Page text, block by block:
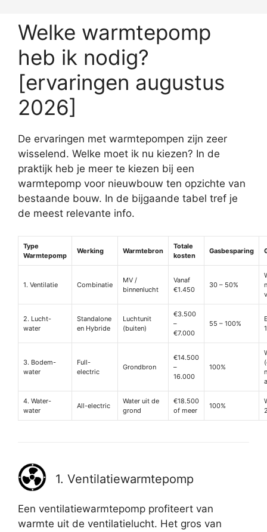
Welke warmtepomp
heb ik nodig?
[ervaringen augustus
2026]
De ervaringen met warmtepompen zijn zeer
wisselend. Welke moet ik nu kiezen? In de
praktijk heb je meer te kiezen bij een
warmtepomp voor nieuwbouw ten opzichte van
bestaande bouw. In de bijgaande tabel tref je
de meest relevante info.
Type
Warmtepomp
Werking Warmtebron
Totale
kosten
Gasbesparing
1. Ventilatie Combinatie
MV /
binnenlucht
Vanaf
€1.450
30 – 50%
2. Lucht-
water
Standalone
en Hybride
Luchtunit
(buiten)
€3.500
–
€7.000
55 – 100%
3. Bodem-
water
Full-
electric
Grondbron
€14.500
–
16.000
100%
4. Water-
water
All-electric
Water uit de
grond
€18.500
of meer
100%
1. Ventilatiewarmtepomp
Een ventilatiewarmtepomp profiteert van
warmte uit de ventilatielucht. Het gros van